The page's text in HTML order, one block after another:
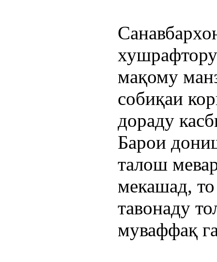
мақому
собиқаи
дораду
Барои
талош
мекашад,
тавонаду
муваффақ